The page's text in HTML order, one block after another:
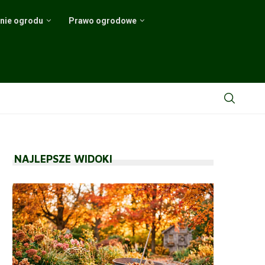
ogrodu Prawo ogrodowe
NAJLEPSZE WIDOKI